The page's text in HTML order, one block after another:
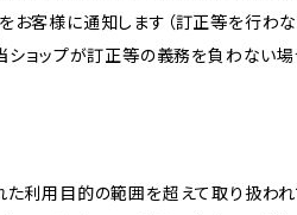
お客様に通知します（訂正等を行わ
ショップが訂正等の義務を負わない場
た利用目的の範囲を超えて取り扱わ